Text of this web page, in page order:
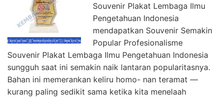
Souvenir Plakat Lembaga Ilmu
Pengetahuan Indonesia
mendapatkan Souvenir Semakin
Popular Profesionalisme
Souvenir Plakat Lembaga Ilmu Pengetahuan Indonesia
sungguh saat ini semakin naik lantaran popularitasnya.
Bahan ini memerankan keliru homo- nan teramat —
kurang paling sedikit sama ketika kita menelaah